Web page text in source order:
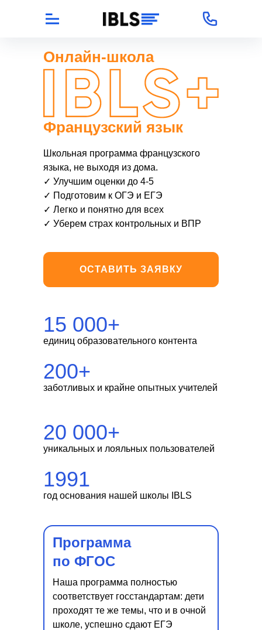
Наши преимущества
Наши Пенаты
Экспертный совет МШСО
Преподаватели и сотрудники
Контакты
Отзывы
Вебинары
Заочное обучение
Предметные интенсивы
Как поступить
Разница в формах обучения
Начальная школа
Онлайн-школа
Школьная программа французского
языка, не выходя из дома.
✓ Улучшим оценки до 4-5
✓ Подготовим к ОГЭ и ЕГЭ
✓ Легко и понятно для всех
✓ Уберем страх контрольных и ВПР
ОСТАВИТЬ ЗАЯВКУ
Французский язык
15 000+
единиц образовательного контента
200+
заботливых и крайне опытных учителей
20 000+
уникальных и лояльных пользователей
1991
год основания нашей школы IBLS
Программа
по ФГОС
Наша программа полностью
соответствует госстандартам: дети
проходят те же темы, что и в очной
школе, успешно сдают ЕГЭ
Онлайн-обучение